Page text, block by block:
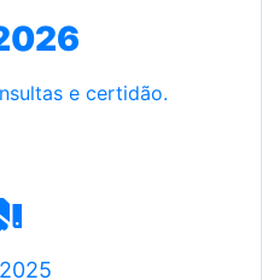
e certidão.